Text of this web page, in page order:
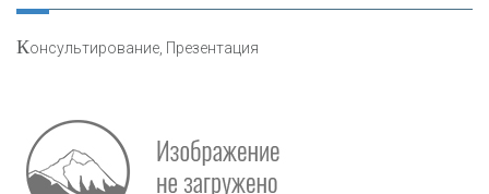
Работа мечты. Что банки делают для того, чтобы
привлечь и удержать персонал - «Интервью»
Консультирование, Презентация